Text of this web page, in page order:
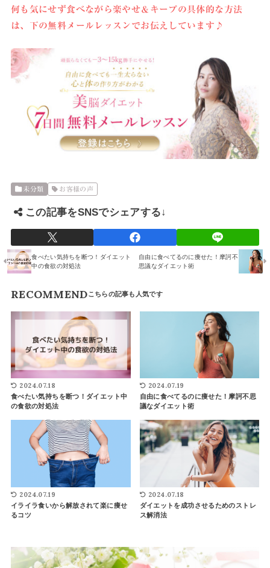
何も気にせず食べながら楽やせ＆キープの具体的な方法
は、下の無料メールレッスンでお伝えしています♪
未分類 お客様の声
この記事をSNSでシェアする↓
食べたい気持ちを断つ！ダイエット
中の食欲の対処法
自由に食べてるのに痩せた！摩訶不
思議なダイエット術
RECOMMEND
2024.07.18
食べたい気持ちを断つ！ダイエット中
の食欲の対処法
2024.07.19
自由に食べてるのに痩せた！摩訶不思
議なダイエット術
2024.07.19
イライラ食いから解放されて楽に痩せ
るコツ
2024.07.18
ダイエットを成功させるためのストレ
ス解消法